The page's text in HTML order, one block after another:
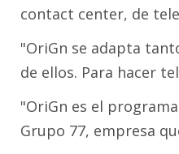
contact center, de
"OriGn se adapta
de ellos. Para hacer
"OriGn es el
Grupo 77, empresa